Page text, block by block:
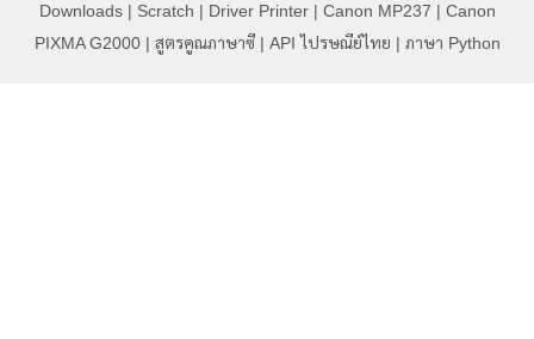
Downloads| Scratch | Driver Printer| Canon MP237 | Canon
PIXMA G2000| สูตรคูณภาษาซี| API ไปรษณีย์ไทย | ภาษา Python